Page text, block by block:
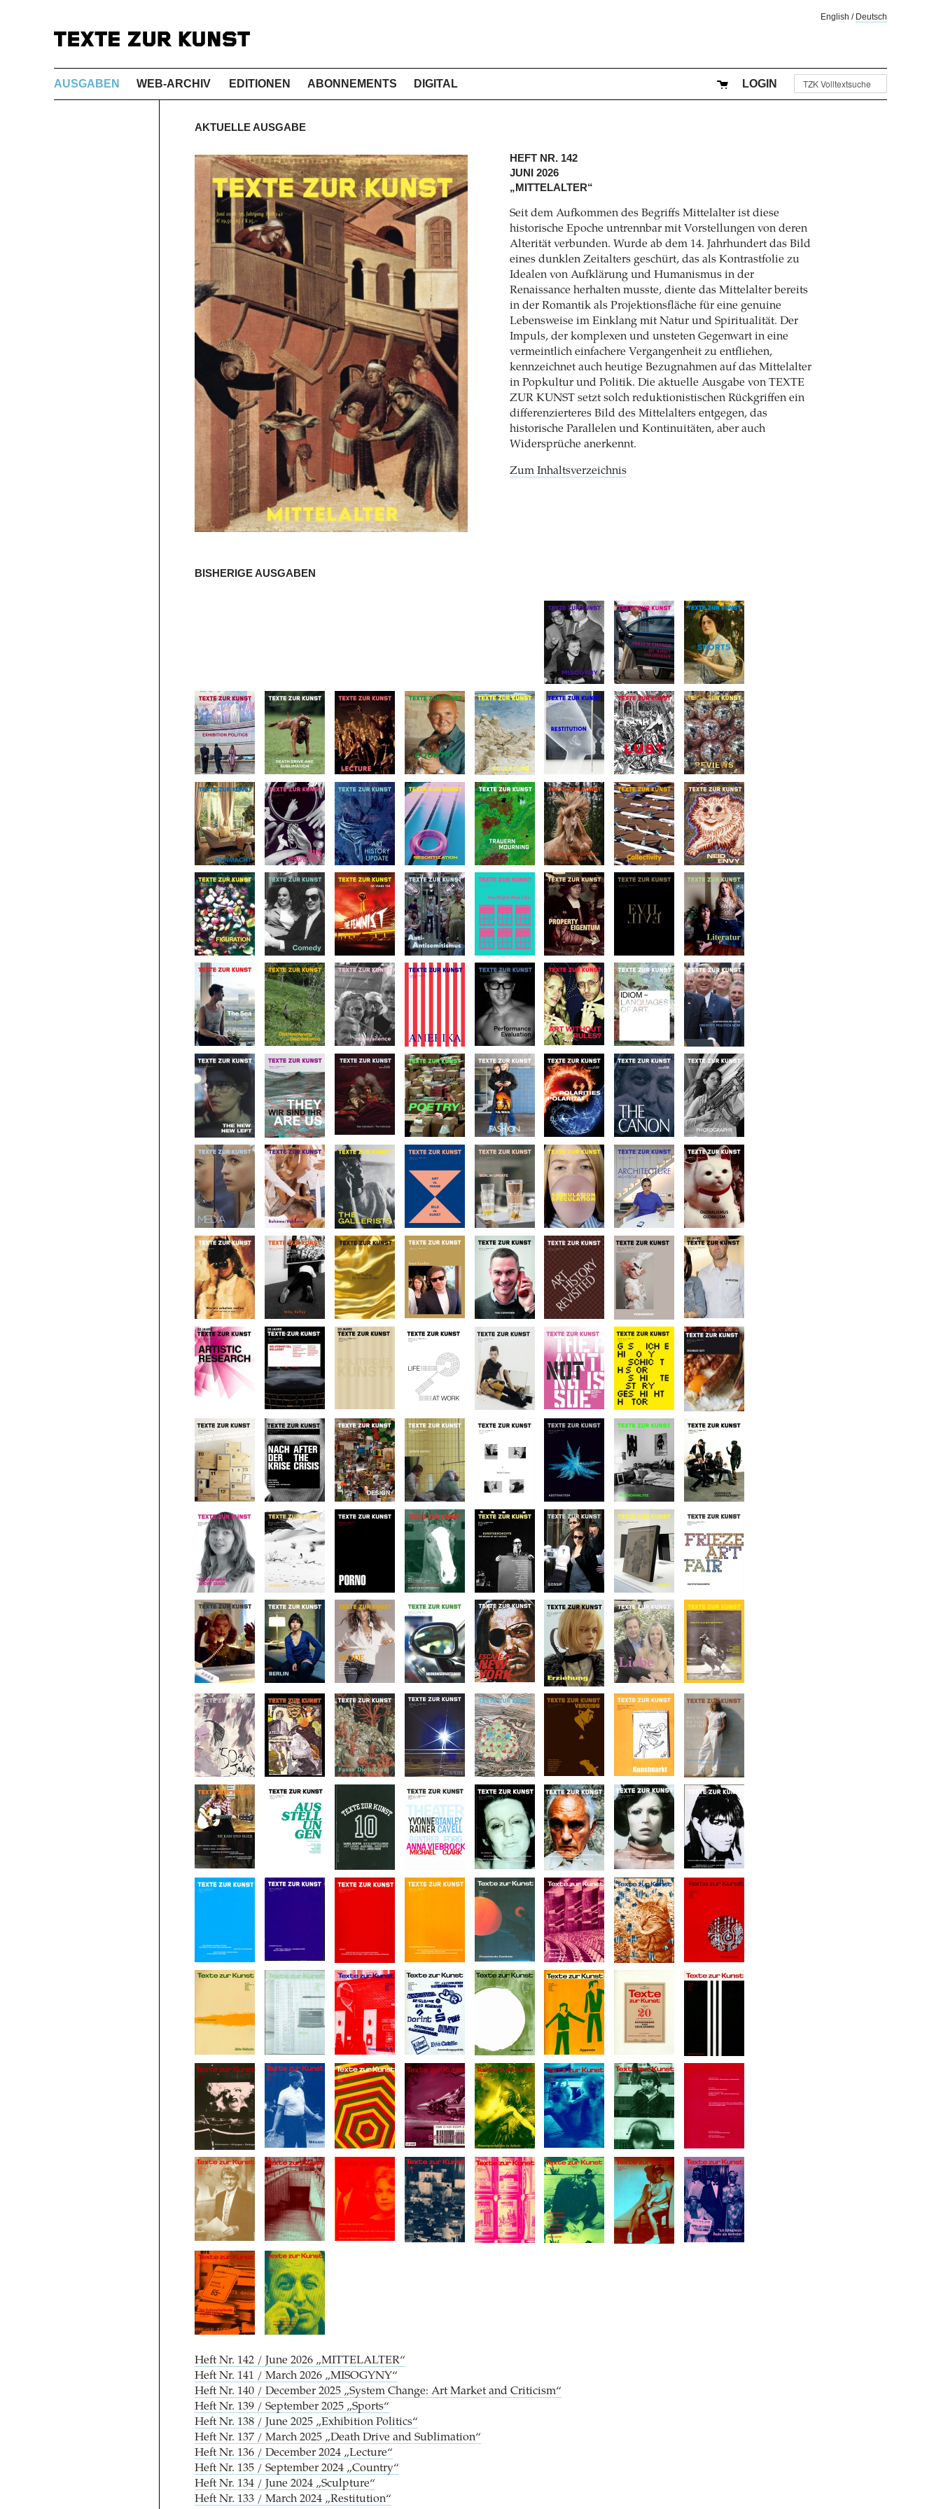
English / Deutsch
AUSGABEN WEB-ARCHIV EDITIONEN ABONNEMENTS DIGITAL LOGIN
AKTUELLE AUSGABE
HEFT NR. 142
JUNI 2026
„MITTELALTER“
Seit dem Aufkommen des Begriffs Mittelalter ist diese
historische Epoche untrennbar mit Vorstellungen von deren
Alterität verbunden. Wurde ab dem 14. Jahrhundert das Bild
eines dunklen Zeitalters geschürt, das als Kontrastfolie zu
Idealen von Aufklärung und Humanismus in der
Renaissance herhalten musste, diente das Mittelalter bereits
in der Romantik als Projektionsfläche für eine genuine
Lebensweise im Einklang mit Natur und Spiritualität. Der
Impuls, der komplexen und unsteten Gegenwart in eine
vermeintlich einfachere Vergangenheit zu entfliehen,
kennzeichnet auch heutige Bezugnahmen auf das Mittelalter
in Popkultur und Politik. Die aktuelle Ausgabe von TEXTE
ZUR KUNST setzt solch reduktionistischen Rückgriffen ein
differenzierteres Bild des Mittelalters entgegen, das
historische Parallelen und Kontinuitäten, aber auch
Widersprüche anerkennt.
Zum Inhaltsverzeichnis
BISHERIGE AUSGABEN
Heft Nr. 142 / June 2026 „MITTELALTER“
Heft Nr. 141 / March 2026 „MISOGYNY“
Heft Nr. 140 / December 2025 „System Change: Art Market and Criticism“
Heft Nr. 139 / September 2025 „Sports“
Heft Nr. 138 / June 2025 „Exhibition Politics“
Heft Nr. 137 / March 2025 „Death Drive and Sublimation“
Heft Nr. 136 / December 2024 „Lecture“
Heft Nr. 135 / September 2024 „Country“
Heft Nr. 134 / June 2024 „Sculpture“
Heft Nr. 133 / March 2024 „Restitution“